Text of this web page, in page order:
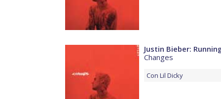
Justin Bieber:
Changes
Con Lil Dicky